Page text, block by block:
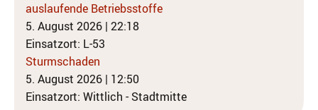
auslaufende Betriebsstoffe
5. August 2026 | 22:18
Einsatzort: L-53
Sturmschaden
5. August 2026 | 12:50
Einsatzort: Wittlich - Stadtmitte